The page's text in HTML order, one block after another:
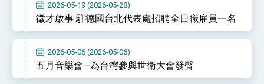
「見證蛻變，分享世界的光華」開幕式，期許數
位轉 型迎向下個50年
總統主持「台美經濟繁榮夥伴對話」記者會 說
明臺美合作三大戰略方向 盼與民主夥伴共同引
領 下一個世代的繁榮
述印太安全局勢，籲深化台印尼半導體供應鏈合
作
副總統接見美參議員蓋耶哥 強調美國是臺灣重
要合作夥伴
2026-05-19 (2026-05-28)
徵才啟事 駐德國台北代表處招聘全日職雇員一名
2026-05-06 (2026-05-06)
五月音樂會—為台灣參與世衛大會發聲